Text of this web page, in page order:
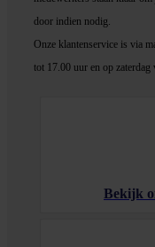
door indien nodig.
Onze klantenservice is via
tot 17.00 uur en op zaterdag
Bekijk